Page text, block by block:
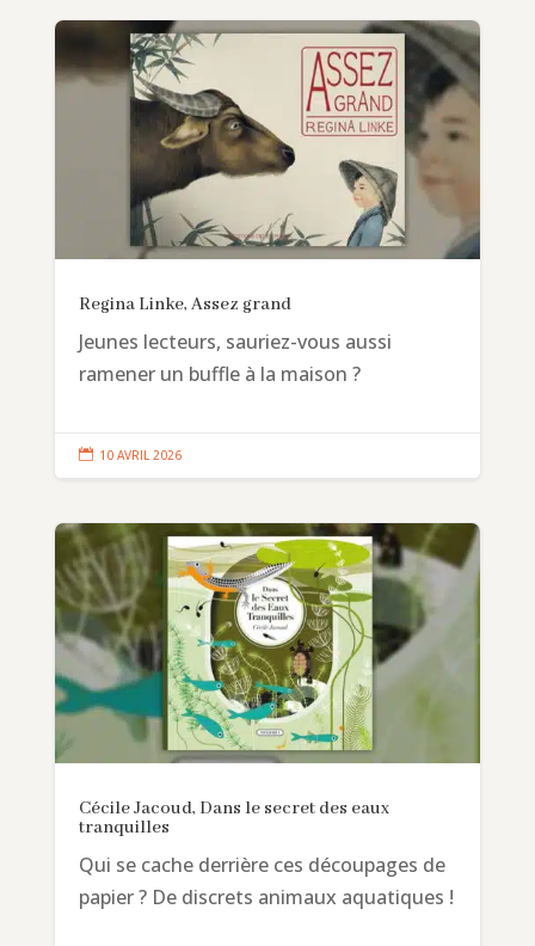
Regina Linke, Assez grand
Jeunes lecteurs, sauriez-vous aussi
ramener un buffle à la maison ?
 10 AVRIL 2026
Cécile Jacoud, Dans le secret des eaux
tranquilles
Qui se cache derrière ces découpages de
papier ? De discrets animaux aquatiques !